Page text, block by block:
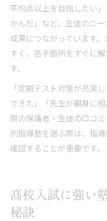
平均点以上を目指したい
かんだ」など、生徒のニ
成果につながっています
すく、苦手箇所をすぐに
す。
「定期テスト対策が充実
できた」「先生が親身に
際の保護者・生徒の口コ
別指導塾を選ぶ際は、指
確認することが重要です。
高校入試に強い
秘訣